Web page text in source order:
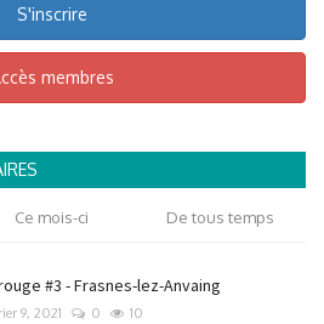
S'inscrire
membres
Ce mois-ci De tous temps
#3 - Frasnes-lez-Anvaing
9, 2021 0 10